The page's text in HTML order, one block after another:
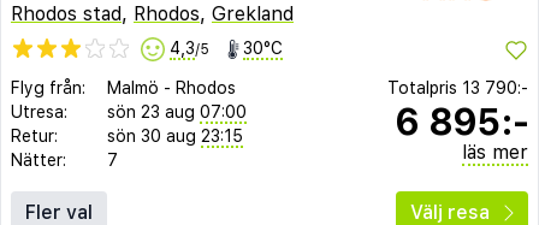
Rhodos stad, Rhodos, Grekland
4,3/5 30°C
Flyg från: Malmö - Rhodos
Utresa:
sön 23 aug 07:00
Retur:
sön 30 aug 23:15
Nätter:
7
Totalpris 13 790:-
6 895:-
läs mer
Fler val Välj resa